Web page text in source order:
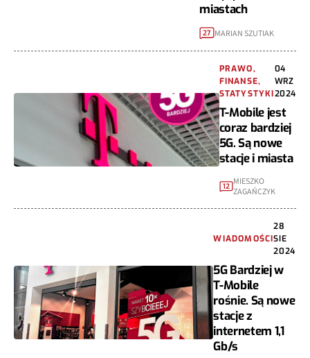
miastach
27 MARIAN SZUTIAK
PRAWO,
FINANSE,
STATYSTYKI
04
WRZ
2024
T-Mobile jest
coraz bardziej
5G. Są nowe
stacje i miasta
12 MIESZKO
ZAGAŃCZYK
WIADOMOŚCI
28
SIE
2024
5G Bardziej w
T-Mobile
rośnie. Są nowe
stacje z
internetem 1,1
Gb/s